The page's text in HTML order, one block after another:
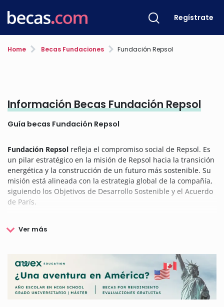
Regístrate
Home Becas Fundaciones Fundación Repsol
Información Becas Fundación Repsol
Guía becas Fundación Repsol
Fundación Repsol refleja el compromiso social de Repsol. Es
un pilar estratégico en la misión de Repsol hacia la transición
energética y la construcción de un futuro más sostenible. Su
misión está alineada con la estrategia global de la compañía,
siguiendo los Objetivos de Desarrollo Sostenible y el Acuerdo
de París.
sostenible, enfocándose en la transición energética a través
Verde y Social, Fondo de Emprendedores, Conocimiento y
Educación, y Social y Voluntariado.
En Fundación Repsol, el propósito es claro y ambicioso:
impulsar una transición energética eficiente, sostenible, justa
e inclusiva. Son Transformadores, dedicándose a movilizar